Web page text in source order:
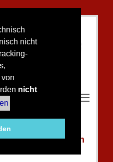
nicht
nicht
ROT-WEISS von